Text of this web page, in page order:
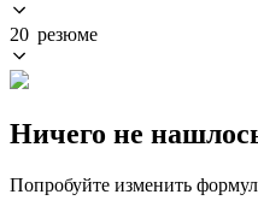
20 резюме
Ничего не
Попробуйте изменить